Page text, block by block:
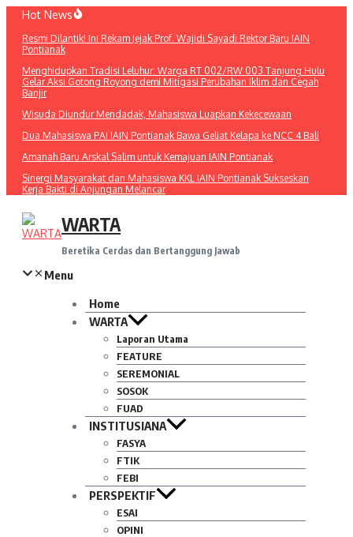
Lewati
konten
Hot News
Resmi Dilantik! Ini Rekam Jejak Prof. Wajidi Sayadi Rektor Baru IAIN
Pontianak
Menghidupkan Tradisi Leluhur: Warga RT 002/RW 003 Tanjung Hulu
Gelar Aksi Gotong Royong demi Mitigasi Perubahan Iklim dan Cegah
Banjir
Wisuda Diundur Mendadak, Mahasiswa Luapkan Kekecewaan
Dua Mahasiswa PAI IAIN Pontianak Bawa Geliat Kelapa ke NCC 4 Bali
Amanah Baru Arskal Salim untuk Kemajuan IAIN Pontianak
Sinergi Masyarakat dan Mahasiswa KKL IAIN Pontianak Sukseskan
Kerja Bakti di Anjungan Melancar
WARTA
Beretika Cerdas dan Bertanggung Jawab
Menu
Home
WARTA
Laporan Utama
FEATURE
SEREMONIAL
SOSOK
FUAD
INSTITUSIANA
FASYA
FTIK
FEBI
PERSPEKTIF
ESAI
OPINI